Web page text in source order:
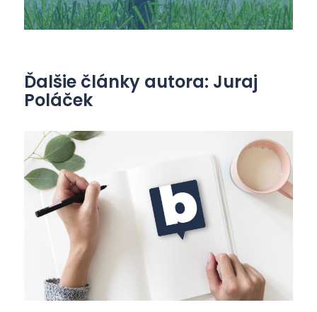
Ďalšie články autora: Juraj
Poláček